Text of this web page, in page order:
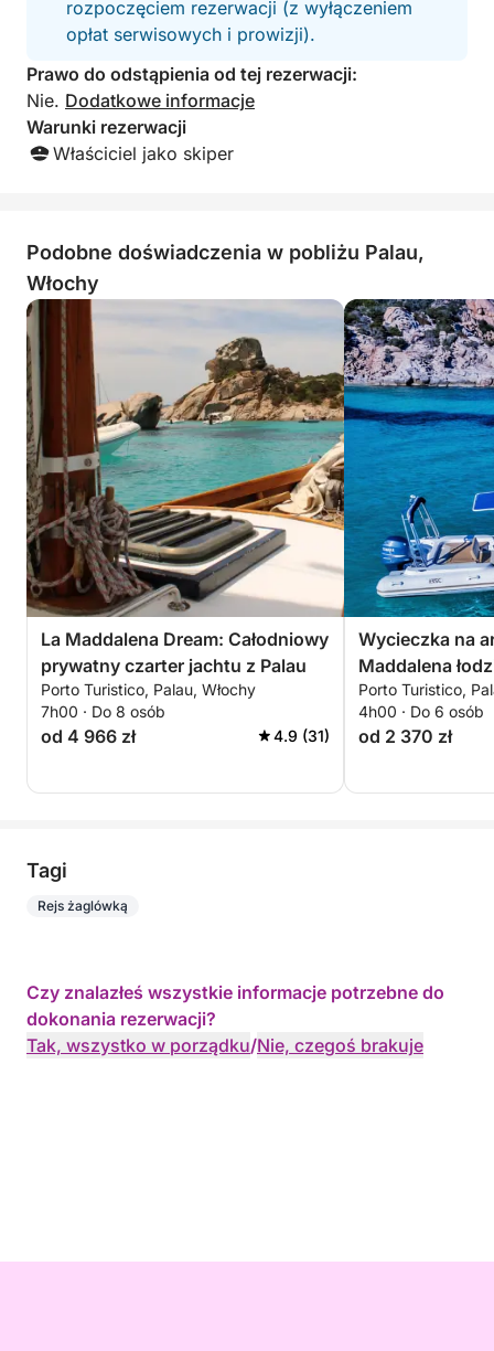
rozpoczęciem rezerwacji (z wyłączeniem
opłat serwisowych i prowizji).
Prawo do odstąpienia od tej rezerwacji:
Nie. Dodatkowe informacje
Warunki rezerwacji
Właściciel jako skiper
Podobne doświadczenia w pobliżu Palau,
Włochy
La Maddalena Dream: Całodniowy
prywatny czarter jachtu z Palau
Porto Turistico, Palau, Włochy
7h00 · Do 8 osób
od 4 966 zł 4.9 (31)
Wycieczka na
Maddalena
kierowcą (pół
Porto Turistico,
4h00 · Do 6 osób
od 2 370 zł
Tagi
Rejs żaglówką
Czy znalazłeś wszystkie informacje potrzebne do
dokonania rezerwacji?
Tak, wszystko w porządku/Nie, czegoś brakuje